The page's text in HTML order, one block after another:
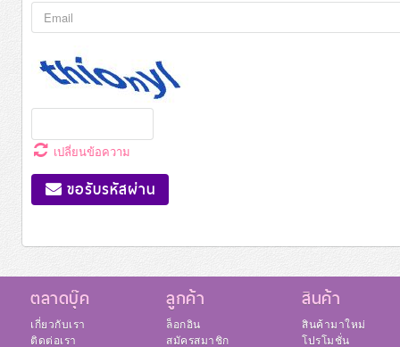
เปลี่ยนข้อความ
ขอรับรหัสผ่าน
ตลาดบุ๊ค
เกี่ยวกับเรา
ติดต่อเรา
ลูกค้า
ล็อกอิน
สมัครสมาชิก
สินค้า
สินค้ามาใหม่
โปรโมชั่น